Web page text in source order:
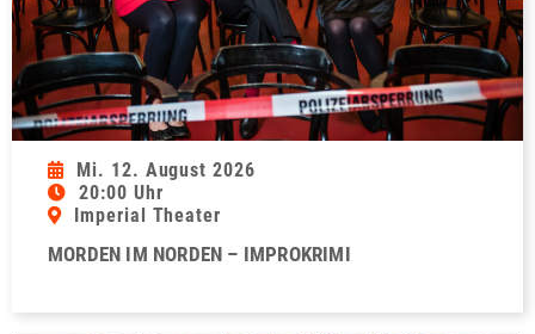
Mi. 12. August 2026
20:00 Uhr
Imperial Theater
MORDEN IM NORDEN – IMPROKRIMI